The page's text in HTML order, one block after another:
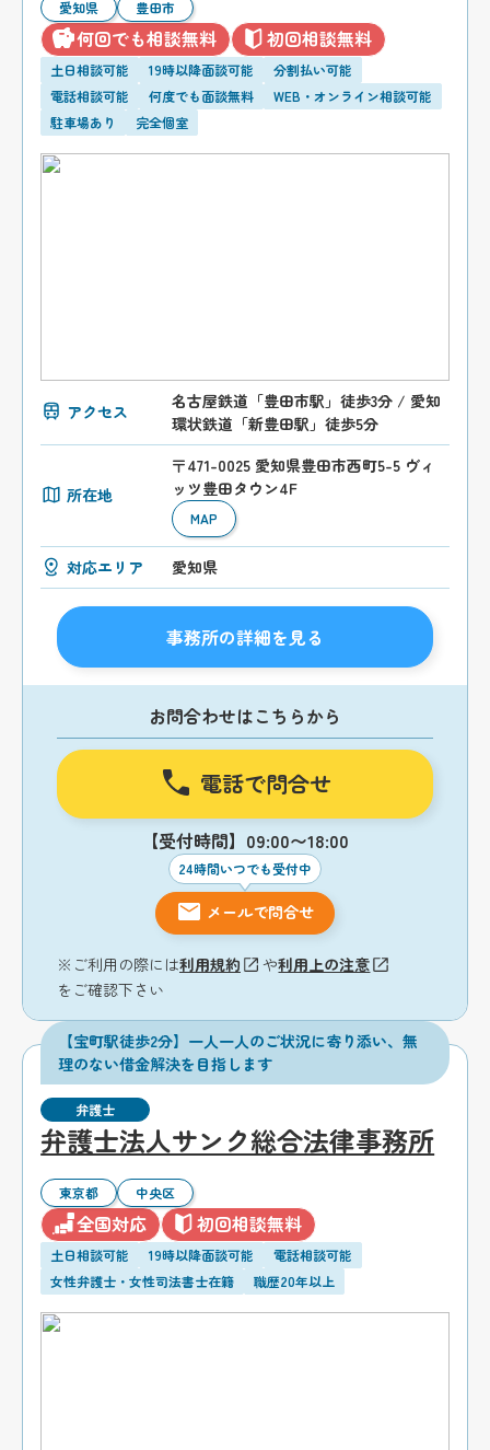
愛知県 豊田市
何回でも相談無料 初回相談無料
土日相談可能 19時以降面談可能
分割払い可能
電話相談可能
何度でも面談無料
WEB・オンライン相談可能
駐車場あり
完全個室
アクセス
名古屋鉄道「豊田市駅」徒歩3分 / 愛知
環状鉄道「新豊田駅」徒歩5分
所在地
〒471-0025 愛知県豊田市西町5-5 ヴィ
ッツ豊田タウン4F
MAP
対応エリア 愛知県
事務所の詳細を見る
お問合わせはこちらから
電話で問合せ
【受付時間】09:00〜18:00
24時間いつでも受付中
メールで問合せ
※ご利用の際には利用規約 や利用上の注意
をご確認下さい
【宝町駅徒歩2分】一人一人のご状況に寄り添い、無
理のない借金解決を目指します
弁護士
弁護士法人サンク総合法律事務所
東京都 中央区
全国対応 初回相談無料
土日相談可能 19時以降面談可能
電話相談可能
女性弁護士・女性司法書士在籍
職歴20年以上